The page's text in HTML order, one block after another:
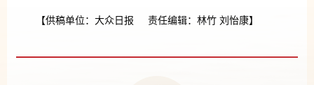
【供稿单位：大众日报 责任编辑：林竹 刘怡康】